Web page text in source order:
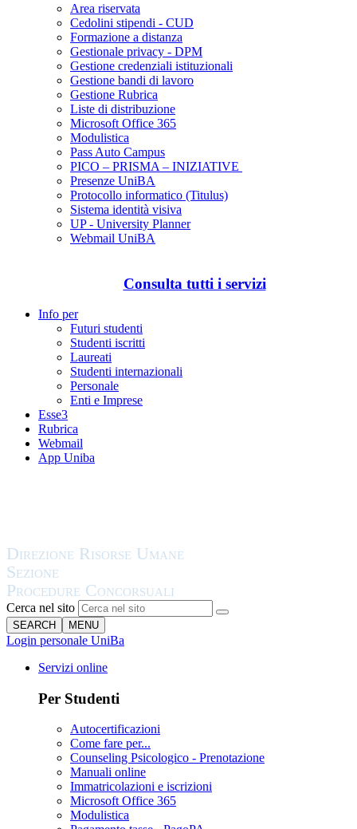
Area riservata
Cedolini stipendi - CUD
Formazione a distanza
Gestionale privacy - DPM
Gestione credenziali istituzionali
Gestione bandi di lavoro
Gestione Rubrica
Liste di distribuzione
Microsoft Office 365
Modulistica
Pass Auto Campus
PICO – PRISMA – INIZIATIVE
Presenze UniBA
Protocollo informatico (Titulus)
Sistema identità visiva
UP - University Planner
Webmail UniBA
Consulta tutti i servizi
Info per
Futuri studenti
Studenti iscritti
Laureati
Studenti internazionali
Personale
Enti e Imprese
Esse3
Rubrica
Webmail
App Uniba
Cerca nel sito
SEARCH MENU
Login personale UniBa
Servizi online
Per Studenti
Autocertificazioni
Come fare per...
Counseling Psicologico - Prenotazione
Manuali online
Immatricolazioni e iscrizioni
Microsoft Office 365
Modulistica